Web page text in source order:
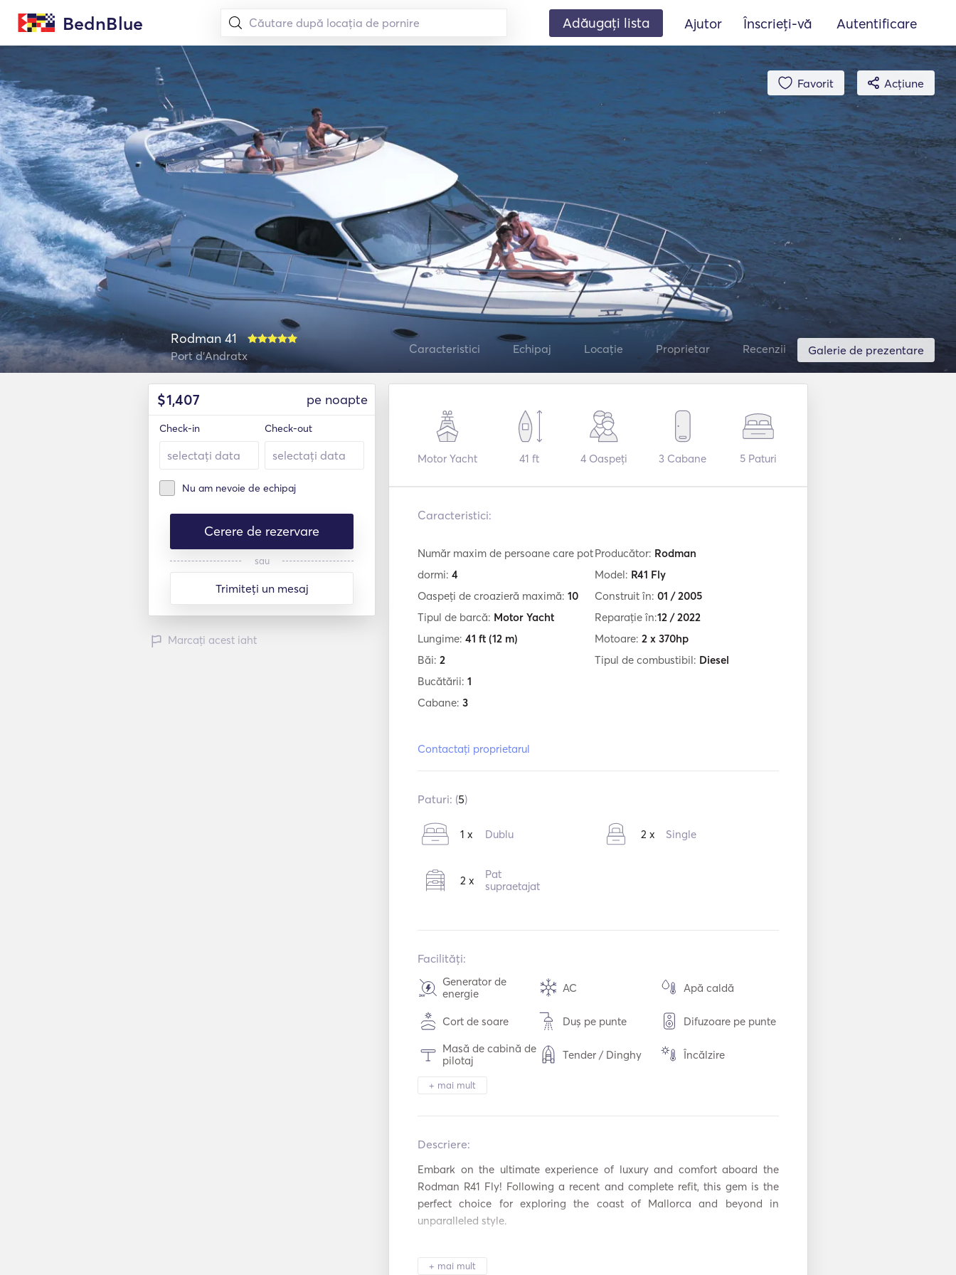
BednBlue Adăugați lista Ajutor Înscrieți-vă Autentificare
Favorit Acțiune
Galerie de prezentare
Rodman 41
Port d'Andratx Caracteristici Echipaj Locație Proprietar Recenzii
$1,407 pe noapte
Check-in Check-out
Nu am nevoie de echipaj
Cerere de rezervare
sau
Trimiteți un mesaj
Marcați acest iaht
Motor Yacht 41 ft 4 Oaspeți 3 Cabane 5Paturi
Caracteristici:
Număr maxim de persoane care pot
dormi: 4
Oaspeți de croazieră maximă: 10
Tipul de barcă: Motor Yacht
Lungime: 41 ft (12 m)
Băi: 2
Bucătării: 1
Cabane: 3
Contactați proprietarul
Producător: Rodman
Model: R41 Fly
Construit în: 01 / 2005
Reparație în:12 / 2022
Motoare: 2 x 370hp
Tipul de combustibil: Diesel
Paturi: (5)
1 x Dublu 2 x Single
2 x
Pat
supraetajat
Facilități:
Generator de
energie
AC Apă caldă
Cort de soare Duș pe punte Difuzoare pe punte
Masă de cabină de
pilotaj
Tender / Dinghy Încălzire
Lumina lanternei
AIS / NAVTEX Pilot automat Bow Thruster
Ancoră electrică
+ mai mult
Descriere:
Embark on the ultimate experience of luxury and comfort aboard the
Rodman R41 Fly! Following a recent and complete refit, this gem is the
perfect choice for exploring the coast of Mallorca and beyond in
unparalleled style.
views. With ample seating around a table and a spacious sundeck, you
+ mai mult